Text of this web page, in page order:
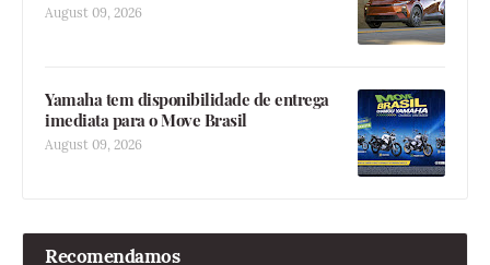
August 09, 2026
Yamaha tem disponibilidade de entrega
imediata para o Move Brasil
August 09, 2026
Recomendamos